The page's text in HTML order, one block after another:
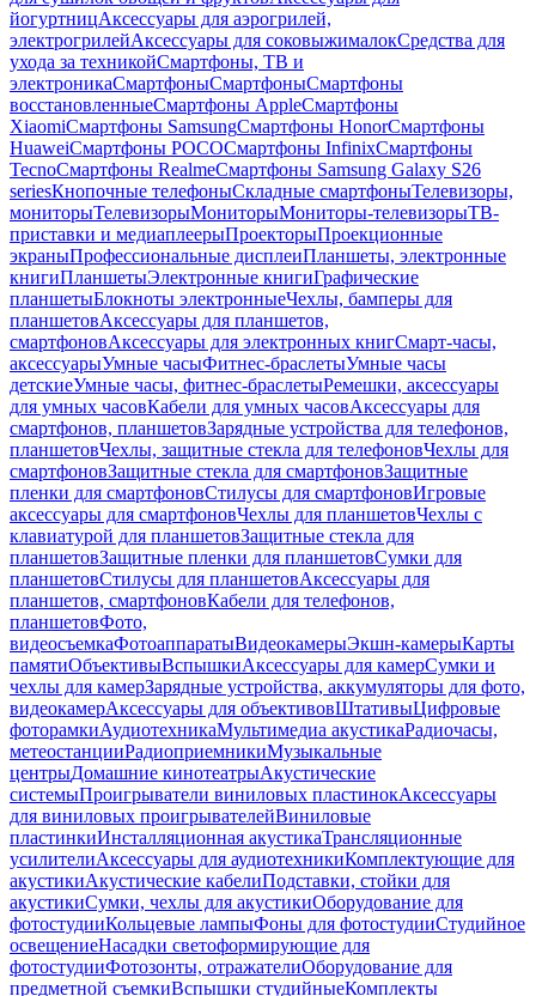
йогуртницАксессуары для аэрогрилей,
электрогрилейАксессуары для соковыжималокСредства для
ухода за техникойСмартфоны, ТВ и
электроникаСмартфоныСмартфоныСмартфоны
восстановленныеСмартфоны AppleСмартфоны
XiaomiСмартфоны SamsungСмартфоны HonorСмартфоны
HuaweiСмартфоны POCOСмартфоны InfinixСмартфоны
TecnoСмартфоны RealmeСмартфоны Samsung Galaxy S26
seriesКнопочные телефоныСкладные смартфоныТелевизоры,
мониторыТелевизорыМониторыМониторы-телевизорыТВ-
приставки и медиаплеерыПроекторыПроекционные
экраныПрофессиональные дисплеиПланшеты, электронные
книгиПланшетыЭлектронные книгиГрафические
планшетыБлокноты электронныеЧехлы, бамперы для
планшетовАксессуары для планшетов,
смартфоновАксессуары для электронных книгСмарт-часы,
аксессуарыУмные часыФитнес-браслетыУмные часы
детскиеУмные часы, фитнес-браслетыРемешки, аксессуары
для умных часовКабели для умных часовАксессуары для
смартфонов, планшетовЗарядные устройства для телефонов,
планшетовЧехлы, защитные стекла для телефоновЧехлы для
смартфоновЗащитные стекла для смартфоновЗащитные
пленки для смартфоновСтилусы для смартфоновИгровые
аксессуары для смартфоновЧехлы для планшетовЧехлы с
клавиатурой для планшетовЗащитные стекла для
планшетовЗащитные пленки для планшетовСумки для
планшетовСтилусы для планшетовАксессуары для
планшетов, смартфоновКабели для телефонов,
планшетовФото,
видеосъемкаФотоаппаратыВидеокамерыЭкшн-камерыКарты
памятиОбъективыВспышкиАксессуары для камерСумки и
чехлы для камерЗарядные устройства, аккумуляторы для фото,
видеокамерАксессуары для объективовШтативыЦифровые
фоторамкиАудиотехникаМультимедиа акустикаРадиочасы,
метеостанцииРадиоприемникиМузыкальные
центрыДомашние кинотеатрыАкустические
системыПроигрыватели виниловых пластинокАксессуары
для виниловых проигрывателейВиниловые
пластинкиИнсталляционная акустикаТрансляционные
усилителиАксессуары для аудиотехникиКомплектующие для
акустикиАкустические кабелиПодставки, стойки для
акустикиСумки, чехлы для акустикиОборудование для
фотостудииКольцевые лампыФоны для фотостудииСтудийное
освещениеНасадки светоформирующие для
фотостудииФотозонты, отражателиОборудование для
предметной съемкиВспышки студийныеКомплекты